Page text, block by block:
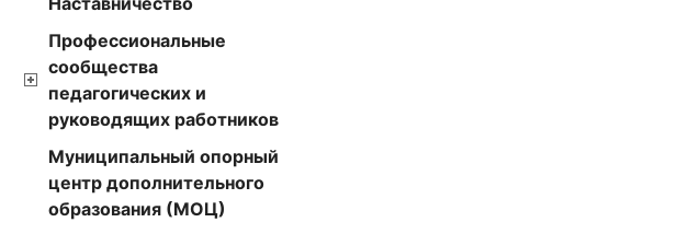
Профессиональные
сообщества
педагогических и
руководящих работников
Муниципальный опорный
центр дополнительного
образования (МОЦ)